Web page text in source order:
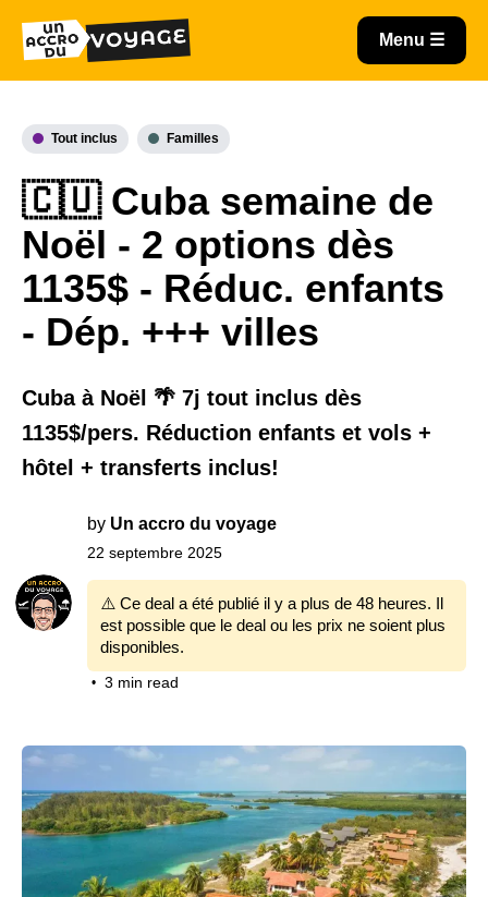
Tout inclus Familles
🇨🇺 Cuba semaine de
Noël - 2 options dès
1135$ - Réduc. enfants
- Dép. +++ villes
Cuba à Noël 🌴 7j tout inclus dès
1135$/pers. Réduction enfants et vols +
hôtel + transferts inclus!
by Un accro du voyage
22 septembre 2025
⚠️ Ce deal a été publié il y a plus de 48 heures. Il
est possible que le deal ou les prix ne soient plus
disponibles.
• 3 min read